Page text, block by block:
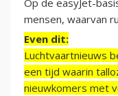
Op de easyJet-
mensen, waarvan
Even dit:
Luchtvaartnieuws
een tijd waarin
nieuwkomers met